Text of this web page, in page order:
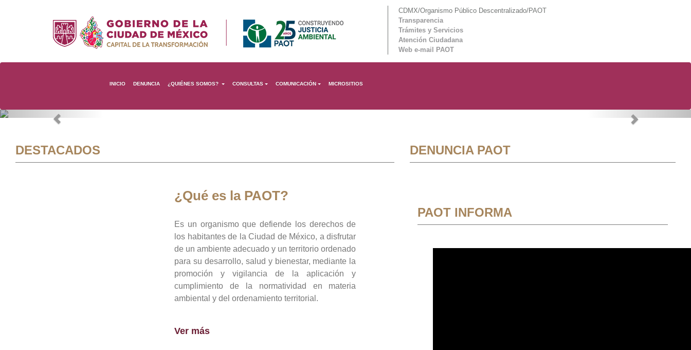
CDMX/Organismo Público Descentralizado/PAOT
Transparencia
Trámites y Servicios
Atención Ciudadana
Web e-mail PAOT
INICIO DENUNCIA ¿QUIÉNES SOMOS? CONSULTAS COMUNICACIÓN MICROSITIOS
Previous Next
DESTACADOS
¿Qué es la PAOT?
Es un organismo que defiende los derechos de
los habitantes de la Ciudad de México, a disfrutar
de un ambiente adecuado y un territorio ordenado
para su desarrollo, salud y bienestar, mediante la
promoción y vigilancia de la aplicación y
cumplimiento de la normatividad en materia
ambiental y del ordenamiento territorial.
Ver más
DENUNCIA PAOT
PAOT INFORMA